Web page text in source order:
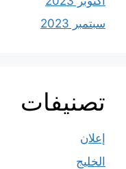
سبتمبر 2023
تصنيفات
إعلان
الخليج